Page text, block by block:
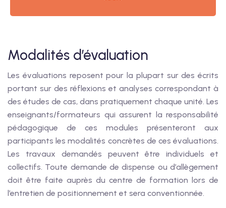
Modalités d’évaluation
Les évaluations reposent pour la plupart sur des écrits
portant sur des réflexions et analyses correspondant à
des études de cas, dans pratiquement chaque unité. Les
enseignants/formateurs qui assurent la responsabilité
pédagogique de ces modules présenteront aux
participants les modalités concrètes de ces évaluations.
Les travaux demandés peuvent être individuels et
collectifs. Toute demande de dispense ou d’allègement
doit être faite auprès du centre de formation lors de
l’entretien de positionnement et sera conventionnée.